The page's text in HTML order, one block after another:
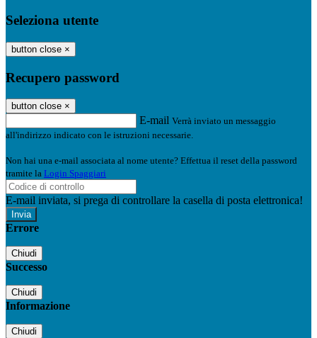
Seleziona utente
button close ×
Recupero password
button close ×
E-mail Verrà inviato un messaggio
all'indirizzo indicato con le istruzioni necessarie.
Non hai una e-mail associata al nome utente? Effettua il reset della password
tramite la Login Spaggiari
E-mail inviata, si prega di controllare la casella di posta elettronica!
Errore
Chiudi
Successo
Chiudi
Informazione
Chiudi